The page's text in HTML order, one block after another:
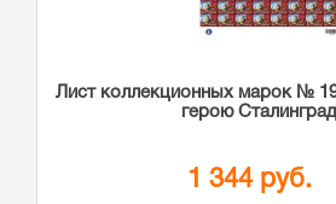
Лист коллекционных марок №
герою
1 344 руб.